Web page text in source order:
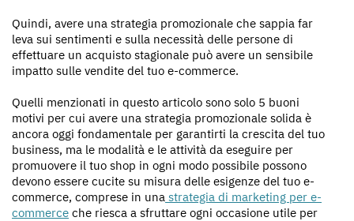
Quindi, avere una strategia promozionale che sappia far
leva sui sentimenti e sulla necessità delle persone di
effettuare un acquisto stagionale può avere un sensibile
impatto sulle vendite del tuo e-commerce.
Quelli menzionati in questo articolo sono solo 5 buoni
motivi per cui avere una strategia promozionale solida è
ancora oggi fondamentale per garantirti la crescita del tuo
business, ma le modalità e le attività da eseguire per
promuovere il tuo shop in ogni modo possibile possono
devono essere cucite su misura delle esigenze del tuo e-
commerce, comprese in una strategia di marketing per e-
commerce che riesca a sfruttare ogni occasione utile per